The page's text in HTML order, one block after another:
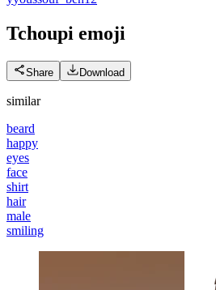
Tchoupi emoji
Share Download
similar
beard
happy
eyes
face
shirt
hair
male
smiling